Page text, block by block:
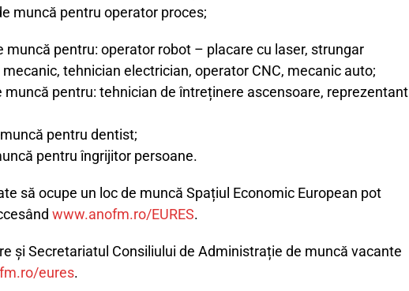
muncă pentru operator proces;
muncă pentru: operator robot – placare cu laser, strungar
tehnician electrician, operator CNC, mecanic auto;
muncă pentru: tehnician de întreținere ascensoare, reprezentant
pentru dentist;
pentru îngrijitor persoane.
să ocupe un loc de muncă Spațiul Economic European pot
www.anofm.ro/EURES.
și Secretariatul Consiliului de Administrație de muncă vacante
eures.